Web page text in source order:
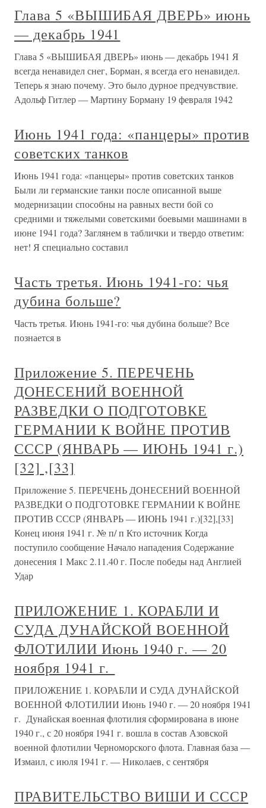
Глава 5 «ВЫШИБАЯ ДВЕРЬ» июнь
— декабрь 1941
Глава 5 «ВЫШИБАЯ ДВЕРЬ» июнь — декабрь 1941 Я
всегда ненавидел снег, Борман, я всегда его ненавидел.
Теперь я знаю почему. Это было дурное предчувствие.
Адольф Гитлер — Мартину Борману 19 февраля 1942
Июнь 1941 года: «панцеры» против
советских танков
Июнь 1941 года: «панцеры» против советских танков
Были ли германские танки после описанной выше
модернизации способны на равных вести бой со
средними и тяжелыми советскими боевыми машинами в
июне 1941 года? Заглянем в таблички и твердо ответим:
нет! Я специально составил
Часть третья. Июнь 1941-го: чья
дубина больше?
Часть третья. Июнь 1941-го: чья дубина больше? Все
познается в
Приложение 5. ПЕРЕЧЕНЬ
ДОНЕСЕНИЙ ВОЕННОЙ
РАЗВЕДКИ О ПОДГОТОВКЕ
ГЕРМАНИИ К ВОЙНЕ ПРОТИВ
СССР (ЯНВАРЬ — ИЮНЬ 1941 г.)
[32] ,[33]
Приложение 5. ПЕРЕЧЕНЬ ДОНЕСЕНИЙ ВОЕННОЙ
РАЗВЕДКИ О ПОДГОТОВКЕ ГЕРМАНИИ К ВОЙНЕ
ПРОТИВ СССР (ЯНВАРЬ — ИЮНЬ 1941 г.)[32],[33]
Конец июня 1941 г. № п/ п Кто источник Когда
поступило сообщение Начало нападения Содержание
донесения 1 Макс 2.11.40 г. После победы над Англией
Удар
ПРИЛОЖЕНИЕ 1. КОРАБЛИ И
СУДА ДУНАЙСКОЙ ВОЕННОЙ
ФЛОТИЛИИ Июнь 1940 г. — 20
ноября 1941 г.
ПРИЛОЖЕНИЕ 1. КОРАБЛИ И СУДА ДУНАЙСКОЙ
ВОЕННОЙ ФЛОТИЛИИ Июнь 1940 г. — 20 ноября 1941
г. Дунайская военная флотилия сформирована в июне
1940 г., с 20 ноября 1941 г. вошла в состав Азовской
военной флотилии Черноморского флота. Главная база —
Измаил, с июля 1941 г. — Николаев, с сентября
ПРАВИТЕЛЬСТВО ВИШИ И СССР